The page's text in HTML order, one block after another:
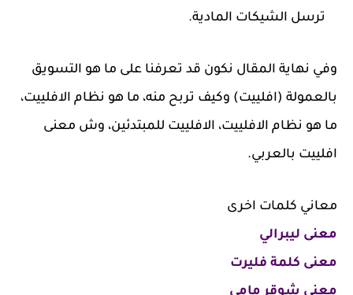
ترسل الشيكات المادية.
وفي نهاية المقال نكون قد تعرفنا على ما هو التسويق
بالعمولة (افلييت) وكيف تربح منه، ما هو نظام الافلييت،
ما هو نظام الافلييت، الافلييت للمبتدئين، وش معنى
افلييت بالعربي.
معاني كلمات اخرى
معنى ليبرالي
معنى كلمة فليرت
معنى شوقر مامي